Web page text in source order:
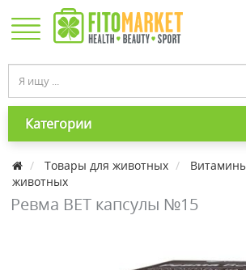
Категории
Товары для животных
животных
Ревма ВЕТ капсулы №15